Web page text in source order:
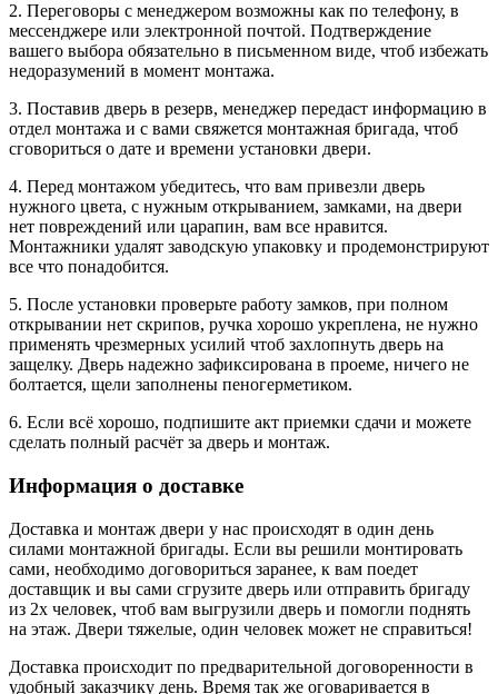
2. Переговоры с менеджером возможны как по телефону, в
мессенджере или электронной почтой. Подтверждение
вашего выбора обязательно в письменном виде, чтоб избежать
недоразумений в момент монтажа.
3. Поставив дверь в резерв, менеджер передаст информацию в
отдел монтажа и с вами свяжется монтажная бригада, чтоб
сговориться о дате и времени установки двери.
4. Перед монтажом убедитесь, что вам привезли дверь
нужного цвета, с нужным открыванием, замками, на двери
нет повреждений или царапин, вам все нравится.
Монтажники удалят заводскую упаковку и продемонстрируют
все что понадобится.
5. После установки проверьте работу замков, при полном
открывании нет скрипов, ручка хорошо укреплена, не нужно
применять чрезмерных усилий чтоб захлопнуть дверь на
защелку. Дверь надежно зафиксирована в проеме, ничего не
болтается, щели заполнены пеногерметиком.
6. Если всё хорошо, подпишите акт приемки сдачи и можете
сделать полный расчёт за дверь и монтаж.
Информация о доставке
Доставка и монтаж двери у нас происходят в один день
силами монтажной бригады. Если вы решили монтировать
сами, необходимо договориться заранее, к вам поедет
доставщик и вы сами сгрузите дверь или отправить бригаду
из 2х человек, чтоб вам выгрузили дверь и помогли поднять
на этаж. Двери тяжелые, один человек может не справиться!
Доставка происходит по предварительной договоренности в
удобный заказчику день. Время так же оговаривается в